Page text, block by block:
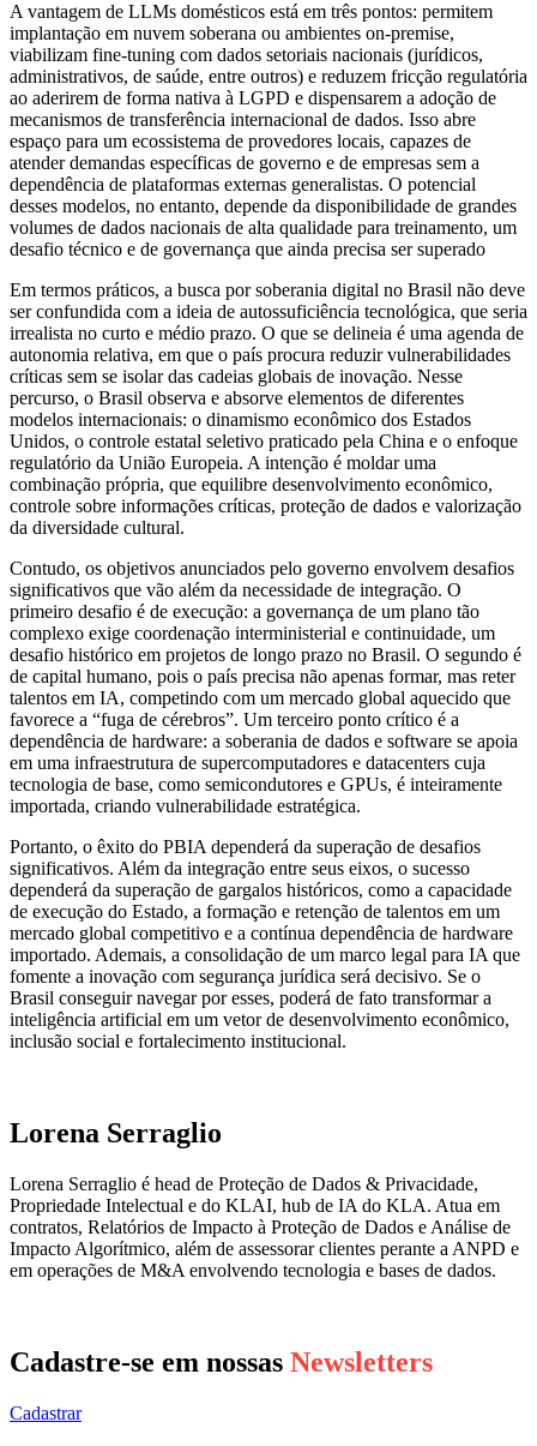
A vantagem de LLMs domésticos está em três pontos: permitem
implantação em nuvem soberana ou ambientes on-premise,
viabilizam fine-tuning com dados setoriais nacionais (jurídicos,
administrativos, de saúde, entre outros) e reduzem fricção regulatória
ao aderirem de forma nativa à LGPD e dispensarem a adoção de
mecanismos de transferência internacional de dados. Isso abre
espaço para um ecossistema de provedores locais, capazes de
atender demandas específicas de governo e de empresas sem a
dependência de plataformas externas generalistas. O potencial
desses modelos, no entanto, depende da disponibilidade de grandes
volumes de dados nacionais de alta qualidade para treinamento, um
desafio técnico e de governança que ainda precisa ser superado
Em termos práticos, a busca por soberania digital no Brasil não deve
ser confundida com a ideia de autossuficiência tecnológica, que seria
irrealista no curto e médio prazo. O que se delineia é uma agenda de
autonomia relativa, em que o país procura reduzir vulnerabilidades
críticas sem se isolar das cadeias globais de inovação. Nesse
percurso, o Brasil observa e absorve elementos de diferentes
modelos internacionais: o dinamismo econômico dos Estados
Unidos, o controle estatal seletivo praticado pela China e o enfoque
regulatório da União Europeia. A intenção é moldar uma
combinação própria, que equilibre desenvolvimento econômico,
controle sobre informações críticas, proteção de dados e valorização
da diversidade cultural.
Contudo, os objetivos anunciados pelo governo envolvem desafios
significativos que vão além da necessidade de integração. O
primeiro desafio é de execução: a governança de um plano tão
complexo exige coordenação interministerial e continuidade, um
desafio histórico em projetos de longo prazo no Brasil. O segundo é
de capital humano, pois o país precisa não apenas formar, mas reter
talentos em IA, competindo com um mercado global aquecido que
favorece a “fuga de cérebros”. Um terceiro ponto crítico é a
dependência de hardware: a soberania de dados e software se apoia
em uma infraestrutura de supercomputadores e datacenters cuja
tecnologia de base, como semicondutores e GPUs, é inteiramente
importada, criando vulnerabilidade estratégica.
Portanto, o êxito do PBIA dependerá da superação de desafios
significativos. Além da integração entre seus eixos, o sucesso
dependerá da superação de gargalos históricos, como a capacidade
de execução do Estado, a formação e retenção de talentos em um
mercado global competitivo e a contínua dependência de hardware
importado. Ademais, a consolidação de um marco legal para IA que
fomente a inovação com segurança jurídica será decisivo. Se o
Brasil conseguir navegar por esses, poderá de fato transformar a
inteligência artificial em um vetor de desenvolvimento econômico,
inclusão social e fortalecimento institucional.
Lorena Serraglio
Lorena Serraglio é head de Proteção de Dados & Privacidade,
Propriedade Intelectual e do KLAI, hub de IA do KLA. Atua em
contratos, Relatórios de Impacto à Proteção de Dados e Análise de
Impacto Algorítmico, além de assessorar clientes perante a ANPD e
em operações de M&A envolvendo tecnologia e bases de dados.
Cadastre-se em nossas Newsletters
Cadastrar